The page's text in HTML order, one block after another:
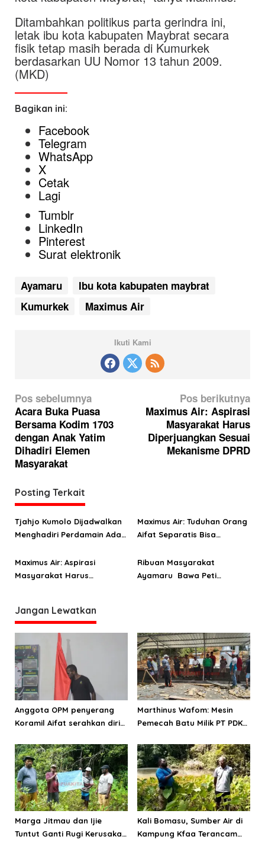
Ditambahkan politikus parta gerindra ini,
letak ibu kota kabupaten Maybrat secara
fisik tetap masih berada di Kumurkek
berdasarkan UU Nomor 13 tahun 2009.
(MKD)
Bagikan ini:
Facebook
Telegram
WhatsApp
X
Cetak
Lagi
Tumblr
LinkedIn
Pinterest
Surat elektronik
Ayamaru
Ibu kota kabupaten maybrat
Kumurkek
Maximus Air
Ikuti Kami
N
a
v
i
g
s
i
p
s
Pos sebelumnya
Acara Buka Puasa
Bersama Kodim 1703
dengan Anak Yatim
Dihadiri Elemen
Masyarakat
Pos berikutnya
Maximus Air: Aspirasi
Masyarakat Harus
Diperjuangkan Sesuai
Mekanisme DPRD
Posting Terkait
Tjahjo Kumolo Dijadwalkan
Menghadiri Perdamain Adat
Maximus Air: Tuduhan Orang
Aifat Separatis Bisa
Maximus Air: Aspirasi
Masyarakat Harus
Ribuan Masyarakat
Ayamaru Bawa Peti
Jangan Lewatkan
Anggota OPM penyerang
Koramil Aifat serahkan diri
Marthinus Wafom: Mesin
Pemecah Batu Milik PT PDK
Marga Jitmau dan Ijie
Tuntut Ganti Rugi Kerusakan
Kali Bomasu, Sumber Air di
Kampung Kfaa Terancam